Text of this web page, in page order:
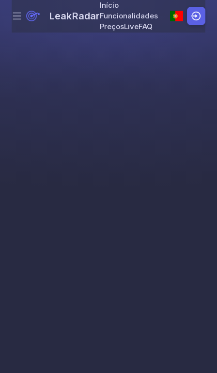
Skip to content
Menu LeakRadar
Início
Funcionalidades
PreçosLiveFAQ